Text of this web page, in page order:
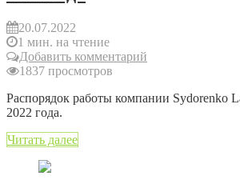
20.07.2022
1 мин. на чтение
Добавить комментарий
1837 просмотров
Распорядок работы компании Sydorenko
2022 года.
Читать далее